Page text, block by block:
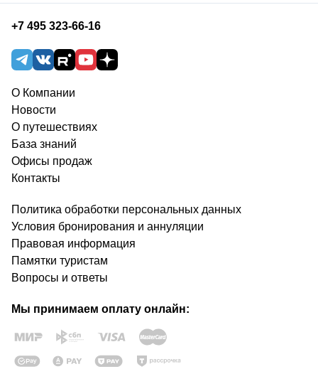
+7 495 323-66-16
О Компании
Новости
О путешествиях
База знаний
Офисы продаж
Контакты
Политика обработки персональных данных
Условия бронирования и аннуляции
Правовая информация
Памятки туристам
Вопросы и ответы
Мы принимаем оплату онлайн: